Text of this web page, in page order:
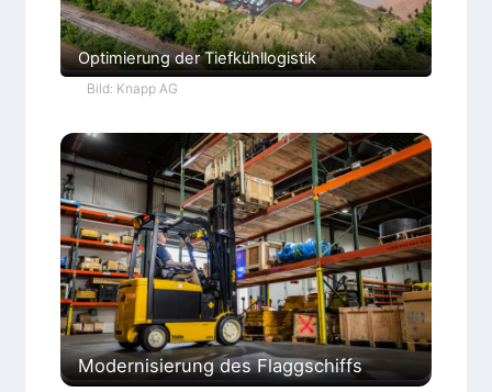
Optimierung der Tiefkühllogistik
Bild: Knapp AG
Modernisierung des Flaggschiffs